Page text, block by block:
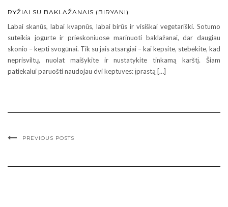
RYŽIAI SU BAKLAŽANAIS (BIRYANI)
Labai skanūs, labai kvapnūs, labai birūs ir visiškai vegetariški. Sotumo
suteikia jogurte ir prieskoniuose marinuoti baklažanai, dar daugiau
skonio – kepti svogūnai. Tik su jais atsargiai – kai kepsite, stebėkite, kad
neprisviltų, nuolat maišykite ir nustatykite tinkamą karštį. Šiam
patiekalui paruošti naudojau dvi keptuves: įprastą […]
PREVIOUS POSTS